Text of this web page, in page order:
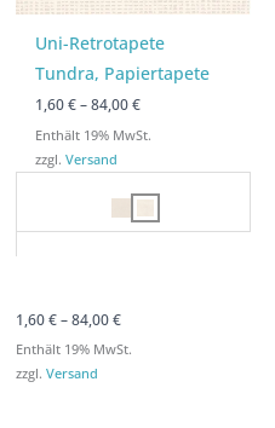
Uni-Retrotapete
Tundra, Papiertapete
1,60€ –84,00€
Enthält 19% MwSt.
zzgl.Versand
1,60€–84,00€
Enthält 19% MwSt.
zzgl. Versand